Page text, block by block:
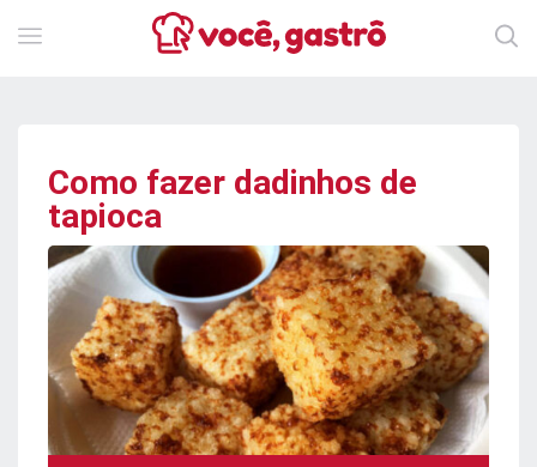
Como fazer dadinhos de
tapioca